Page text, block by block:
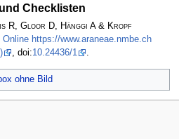
Checklisten
R, Gloor D, Hänggi A & Kropf
https://www.araneae.nmbe.ch
, doi:10.24436/1 .
ohne Bild